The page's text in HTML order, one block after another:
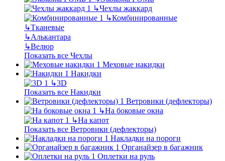
↳Чехлы жаккард
↳Комбинированные
↳Тканевые
↳Алькантара
↳Велюр
Показать все Чехлы
Меховые накидки
Накидки
↳3D
Показать все Накидки
Ветровики (дефлекторы)
↳На боковые окна
↳На капот
Показать все Ветровики (дефлекторы)
Накладки на пороги
Органайзер в багажник
Оплетки на руль